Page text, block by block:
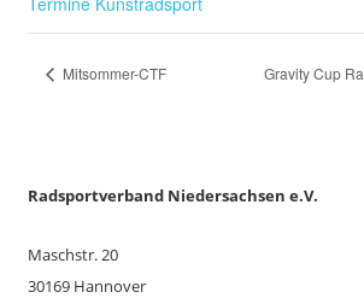
Mitsommer-CTF Gravity Cup
Radsportverband Niedersachsen e.V.
Maschstr. 20
30169 Hannover